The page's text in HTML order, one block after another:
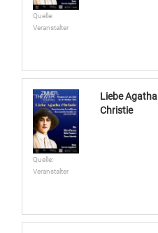
Quelle:
Veranstalter
Quelle:
Veranstalter
Liebe Agatha
Christie